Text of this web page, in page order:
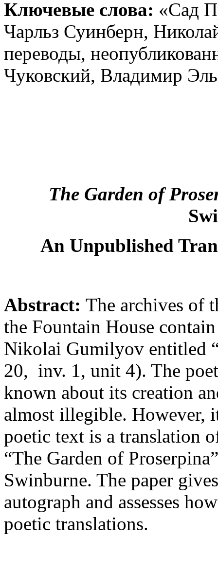
Ключевые слова: «Сад
Чарльз Суинберн,
переводы,
Чуковский, Владимир
The Garden of
An Unpublished
Abstract: The archives of
the Fountain House
Nikolai Gumilyov entitled
20, inv. 1, unit 4). The
known about its creation
almost illegible. However,
poetic text is a translation
“The Garden of
Swinburne. The paper
autograph and assesses
poetic translations.